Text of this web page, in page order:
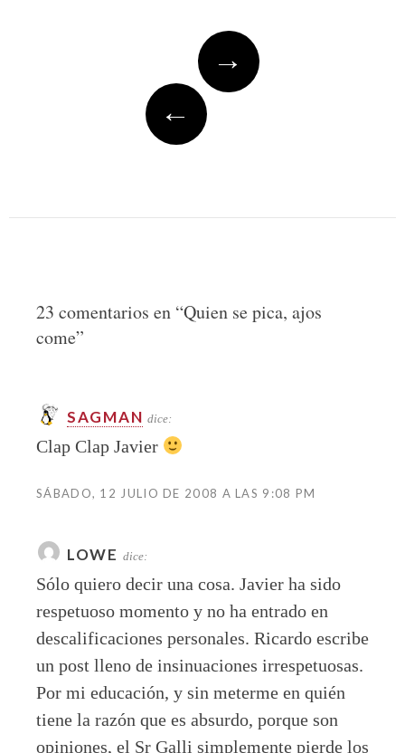
→
←
23 comentarios en “Quien se pica, ajos
come”
SAGMAN dice:
Clap Clap Javier
SÁBADO, 12 JULIO DE 2008 A LAS 9:08 PM
LOWE dice:
Sólo quiero decir una cosa. Javier ha sido
respetuoso momento y no ha entrado en
descalificaciones personales. Ricardo escribe
un post lleno de insinuaciones irrespetuosas.
Por mi educación, y sin meterme en quién
tiene la razón que es absurdo, porque son
opiniones, el Sr Galli simplemente pierde los